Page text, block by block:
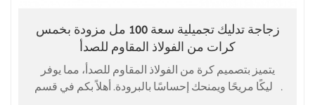
زجاجة تدليك تجميلية سعة 100 مل مزودة بخمس
كرات من الفولاذ المقاوم للصدأ
يتميز بتصميم كرة من الفولاذ المقاوم للصدأ، مما يوفر
تدليكًا مريحًا ويمنحك إحساسًا بالبرودة. أهلاً بكم في قسم